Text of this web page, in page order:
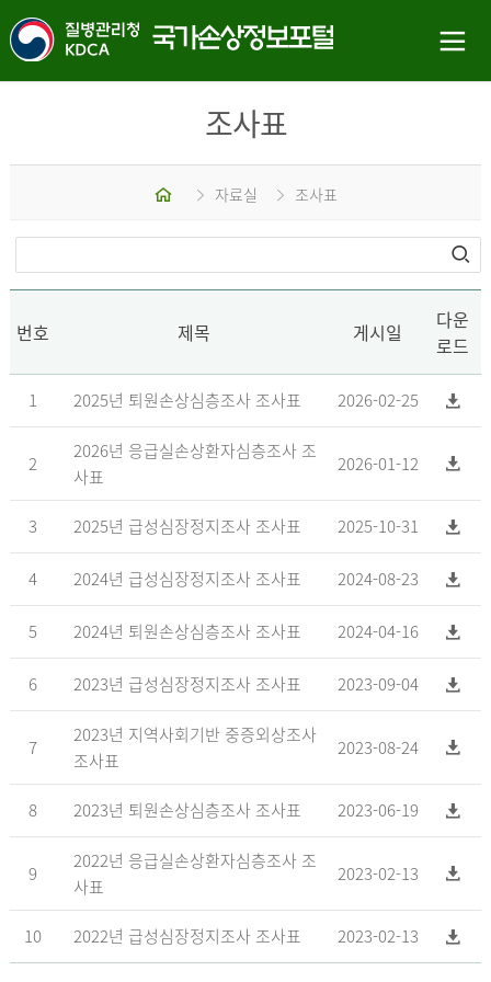
조사표
홈 자료실 조사표
번호 제목 게시일
다운
로드
1 2025년 퇴원손상심층조사 조사표 2026-02-25
2
2026년 응급실손상환자심층조사 조
사표
2026-01-12
3 2025년 급성심장정지조사 조사표 2025-10-31
4 2024년 급성심장정지조사 조사표 2024-08-23
5 2024년 퇴원손상심층조사 조사표 2024-04-16
6 2023년 급성심장정지조사 조사표 2023-09-04
7
2023년 지역사회기반 중증외상조사
조사표
2023-08-24
8 2023년 퇴원손상심층조사 조사표 2023-06-19
9
2022년 응급실손상환자심층조사 조
사표
2023-02-13
10 2022년 급성심장정지조사 조사표 2023-02-13